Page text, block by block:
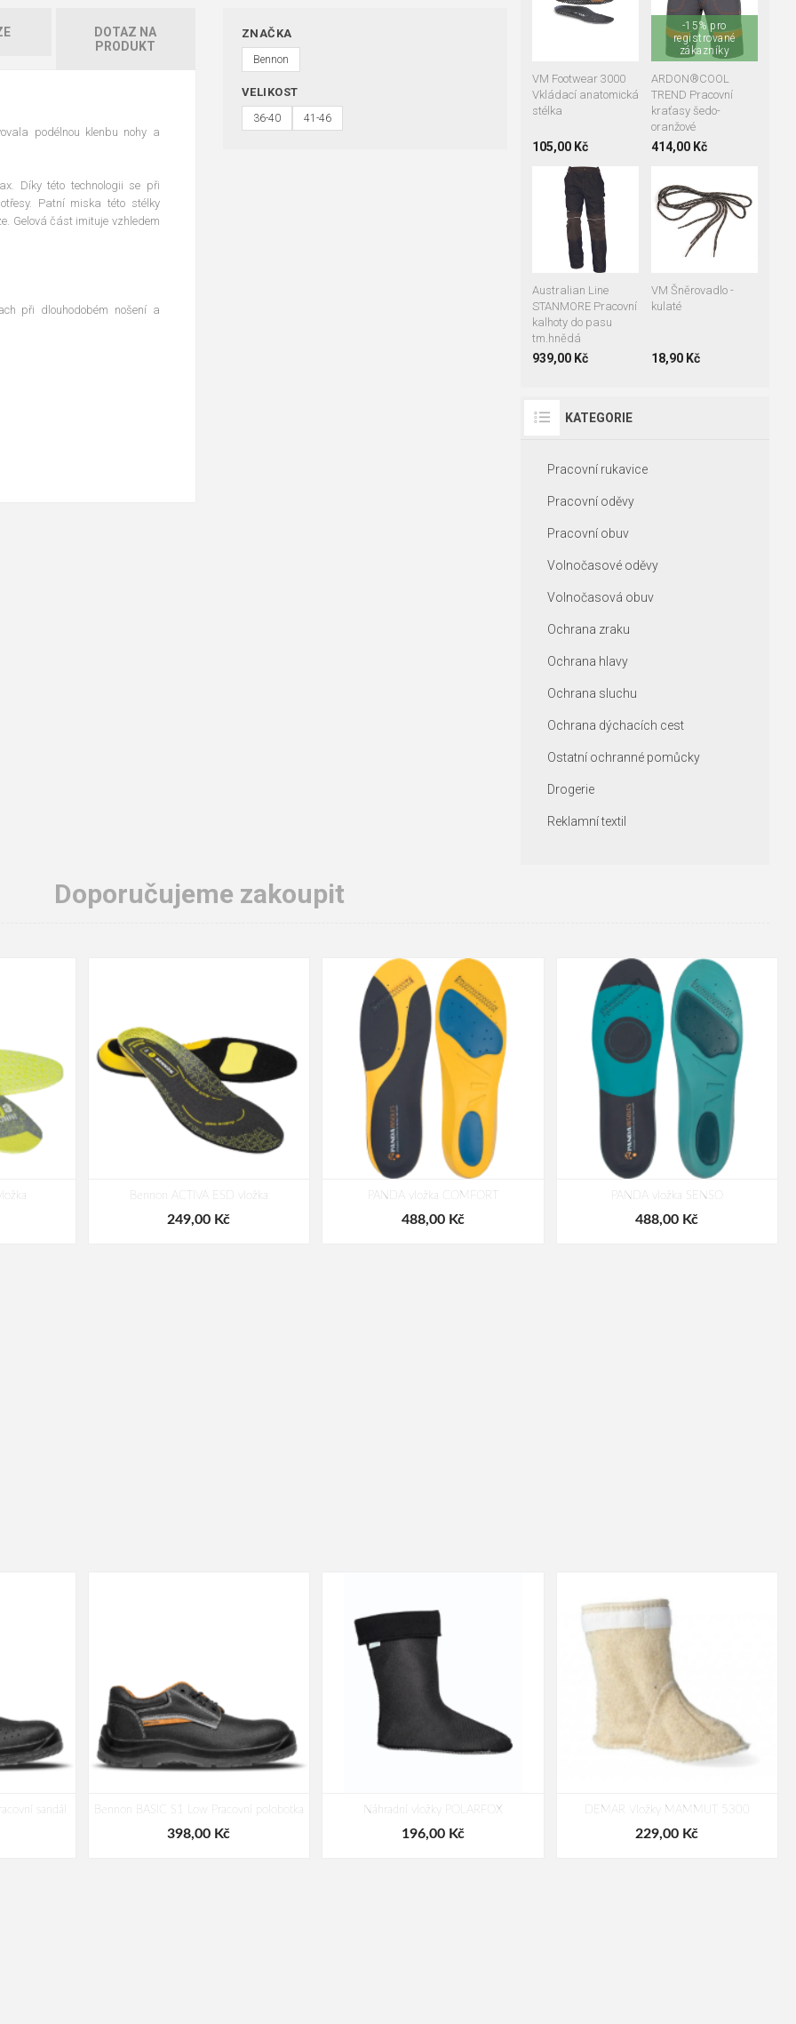
DOTAZ NA
PRODUKT
podélnou klenbu nohy a
Díky této technologii se při
Patní miska této stélky
Gelová část imituje vzhledem
při dlouhodobém nošení a
ZNAČKA
Bennon
VELIKOST
36-40 41-46
VM Footwear 3000
Vkládací anatomická
stélka
105,00 Kč
41
42
43
45
46
-15% pro
registrované
zákazníky
ARDON®COOL
TREND Pracovní
kraťasy šedo-
oranžové
414,00 Kč
46 48
50
52
54
56
58
60
62
Australian Line
STANMORE Pracovní
kalhoty do pasu
tm.hnědá
939,00 Kč
50
54
VM Šněrovadlo -
kulaté
18,90 Kč
90 cm
155 cm
KATEGORIE
Pracovní rukavice
Pracovní oděvy
Pracovní obuv
Volnočasové oděvy
Volnočasová obuv
Ochrana zraku
Ochrana hlavy
Ochrana sluchu
Ochrana dýchacích cest
Ostatní ochranné pomůcky
Drogerie
Reklamní textil
Doporučujeme zakoupit
Bennon ACTIVA ESD vložka
249,00 Kč
PANDA vložka COMFORT
488,00 Kč
PANDA vložka SENSO
488,00 Kč
sandál Bennon BASIC S1 Low Pracovní polobotka
398,00 Kč
Náhradní vložky POLARFOX
196,00 Kč
DEMAR Vložky MAMMUT 5300
229,00 Kč